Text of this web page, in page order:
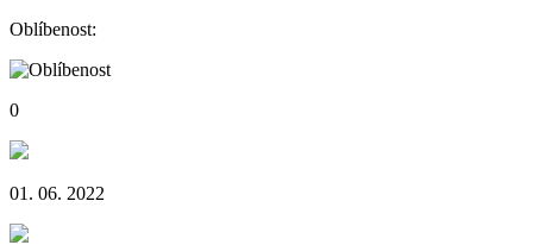
Oblíbenost:
0
01. 06. 2022